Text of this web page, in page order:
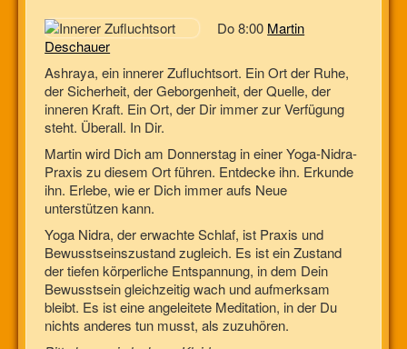
Do 8:00 Martin
Deschauer
Ashraya, ein innerer Zufluchtsort. Ein Ort der Ruhe,
der Sicherheit, der Geborgenheit, der Quelle, der
inneren Kraft. Ein Ort, der Dir immer zur Verfügung
steht. Überall. In Dir.
Martin wird Dich am Donnerstag in einer Yoga-Nidra-
Praxis zu diesem Ort führen. Entdecke ihn. Erkunde
ihn. Erlebe, wie er Dich immer aufs Neue
unterstützen kann.
Yoga Nidra, der erwachte Schlaf, ist Praxis und
Bewusstseinszustand zugleich. Es ist ein Zustand
der tiefen körperliche Entspannung, in dem Dein
Bewusstsein gleichzeitig wach und aufmerksam
bleibt. Es ist eine angeleitete Meditation, in der Du
nichts anderes tun musst, als zuzuhören.